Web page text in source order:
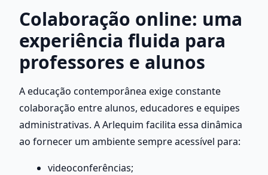
Colaboração online: uma
experiência fluida para
professores e alunos
A educação contemporânea exige constante
colaboração entre alunos, educadores e equipes
administrativas. A Arlequim facilita essa dinâmica
ao fornecer um ambiente sempre acessível para:
videoconferências;